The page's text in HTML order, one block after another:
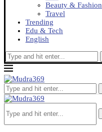
Beauty & Fashion
Travel
Trending
Edu & Tech
English